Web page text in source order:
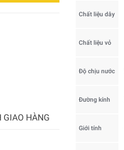
GIAO HÀNG
Chất liệu dây
Chất liệu vỏ
Độ chịu nước
Đường kính
Giới tính